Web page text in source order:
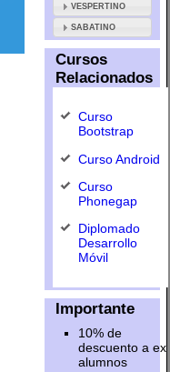
VESPERTINO
SABATINO
Cursos
Relacionados
Curso
Bootstrap
Curso Android
Curso
Phonegap
Diplomado
Desarrollo
Móvil
Importante
10% de
descuento a ex
alumnos